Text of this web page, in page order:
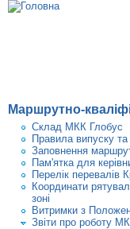
Маршрутно-
Склад МКК Глобус
Правила випуску
Заповнення
Пам'ятка для
Перелік
Координати
зоні
Витримки з
Звіти про роботу